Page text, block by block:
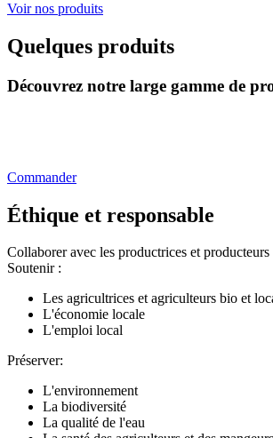
Voir nos produits
Quelques produits
Découvrez notre large gamme de
Commander
Éthique et responsable
Collaborer avec les productrices et
Soutenir :
Les agricultrices et agriculteurs bio et
L'économie locale
L'emploi local
Préserver:
L'environnement
La biodiversité
La qualité de l'eau